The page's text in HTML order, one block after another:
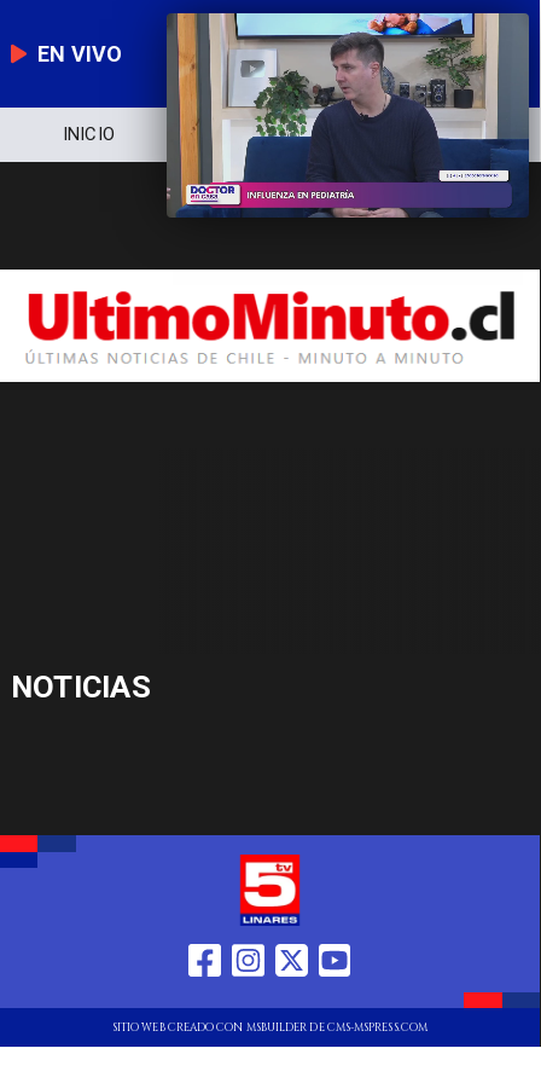
EN VIVO
INICIO NOTICIERO POLÍTICA
NOTICIAS
SITIO WEB CREADO CON MSBUILDER DE CMS-MSPRESS.COM